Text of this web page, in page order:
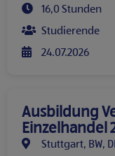
16,0 Stunden
Studierende
24.07.2026
Ausbildung
Einzelhandel
Stuttgart, BW,